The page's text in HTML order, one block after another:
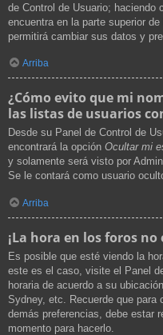
de Control de Usuario; haciendo
encuentra en la parte superior
permitirá cambiar sus datos y
Arriba
¿Cómo evito que mi
las listas de usuarios
Desde su Panel de Control de
encontrará la opción Ocultar mi
y solamente será visto por
Se le contará como usuario
Arriba
¡La hora en los foros no
Es posible que esté viendo la
este es el caso, visite el Panel
horaria de acuerdo a su
Sydney, etc. Recuerde que para
demás preferencias, debe estar
momento para hacerlo.